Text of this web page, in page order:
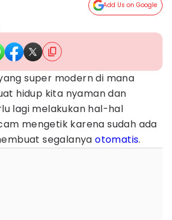
Add Us on Google
super modern di mana
hidup kita nyaman dan
lagi melakukan hal-hal
mengetik karena sudah ada
segalanyaotomatis.